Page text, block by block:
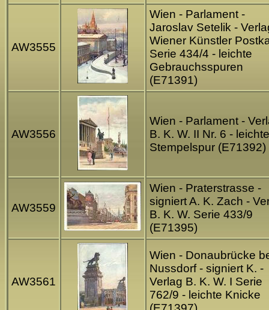
AW3555
Wien - Parlament -
Jaroslav Setelik -
Wiener Künstler
Serie 434/4 - leichte
Gebrauchsspuren
(E71391)
AW3556
Wien - Parlament -
B. K. W. II Nr. 6 - leichte
Stempelspur (E71392)
AW3559
Wien - Praterstrasse -
signiert A. K. Zach -
B. K. W. Serie 433/9
(E71395)
AW3561
Wien - Donaubrücke
Nussdorf - signiert K. -
Verlag B. K. W. I Serie
762/9 - leichte Knicke